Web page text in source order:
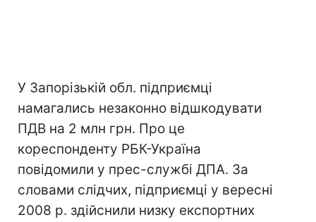
У Запорізькій обл. підприємці
намагались незаконно відшкодувати
ПДВ на 2 млн грн. Про це
кореспонденту РБК-Україна
повідомили у прес-службі ДПА. За
словами слідчих, підприємці у вересні
2008 р. здійснили низку експортних